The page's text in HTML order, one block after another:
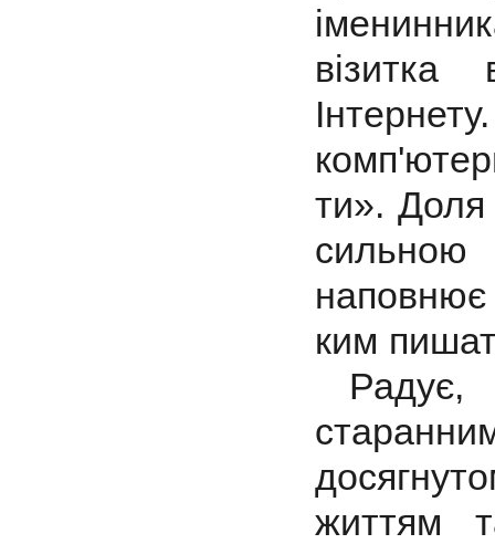
ти». Доля
ким
Радує,
життям